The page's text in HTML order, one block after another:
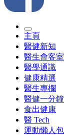
主頁
醫健新知
醫生會客室
醫學通識
健康精選
醫生專欄
醫健一分鐘
食出健康
醫 Tech
運動懶人包